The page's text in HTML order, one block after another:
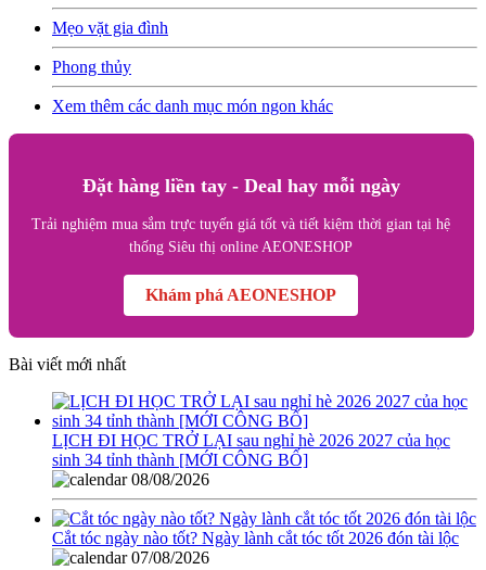
Mẹo vặt gia đình
Phong thủy
Xem thêm các danh mục món ngon khác
Đặt hàng liền tay - Deal hay mỗi ngày
Trải nghiệm mua sắm trực tuyến giá tốt và tiết kiệm thời gian tại hệ
thống Siêu thị online AEONESHOP
Khám phá AEONESHOP
Bài viết mới nhất
LỊCH ĐI HỌC TRỞ LẠI sau nghỉ hè 2026 2027 của học
sinh 34 tỉnh thành [MỚI CÔNG BỐ]
08/08/2026
Cắt tóc ngày nào tốt? Ngày lành cắt tóc tốt 2026 đón tài lộc
07/08/2026